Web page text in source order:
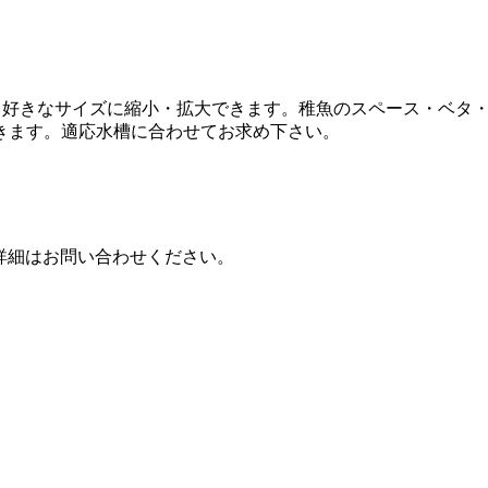
きなサイズに縮小・拡大できます。稚魚のスペース・ベタ
す。適応水槽に合わせてお求め下さい。
はお問い合わせください。